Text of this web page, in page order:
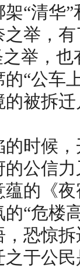
“清华”
举，
之举，
“公车
被拆
时候，
公信
的《
“危楼
恐惊
于公